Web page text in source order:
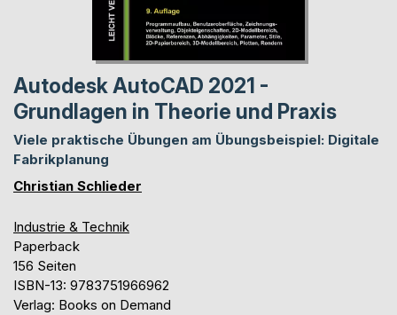
Autodesk AutoCAD 2021 -
Grundlagen in Theorie und Praxis
Viele praktische Übungen am Übungsbeispiel: Digitale
Fabrikplanung
Christian Schlieder
Industrie & Technik
Paperback
156 Seiten
ISBN-13: 9783751966962
Verlag: Books on Demand